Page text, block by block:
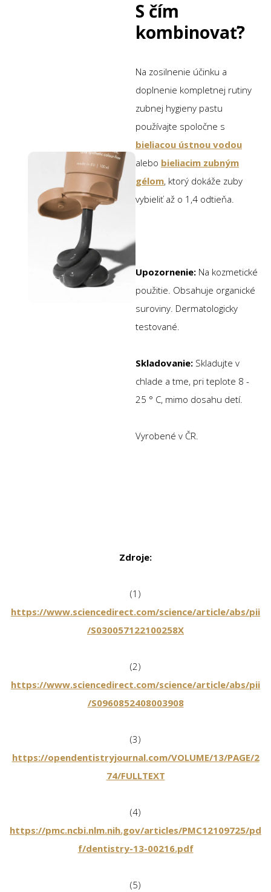
S čím
kombinovať?
Na zosilnenie účinku a
doplnenie kompletnej rutiny
zubnej hygieny pastu
používajte spoločne s
bieliacou ústnou vodou
alebo bieliacim zubným
gélom, ktorý dokáže zuby
vybieliť až o 1,4 odtieňa.
Upozornenie: Na kozmetické
použitie. Obsahuje organické
suroviny. Dermatologicky
testované.
Skladovanie: Skladujte v
chlade a tme, pri teplote 8 -
25 ° C, mimo dosahu detí.
Vyrobené v ČR.
Zdroje:
(1)
https://www.sciencedirect.com/science/article/abs/pii
/S030057122100258X
(2)
https://www.sciencedirect.com/science/article/abs/pii
/S0960852408003908
(3)
https://opendentistryjournal.com/VOLUME/13/PAGE/2
74/FULLTEXT
(4)
https://pmc.ncbi.nlm.nih.gov/articles/PMC12109725/pd
f/dentistry-13-00216.pdf
(5)